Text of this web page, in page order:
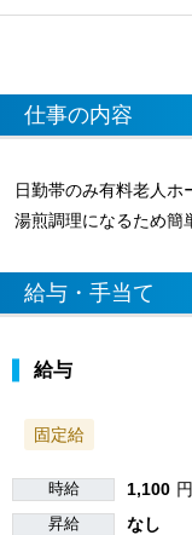
仕事の内容
日勤帯のみ有料老人ホ
湯煎調理になるため簡
給与・手当て
給与
固定給
時給 1,100
昇給 なし